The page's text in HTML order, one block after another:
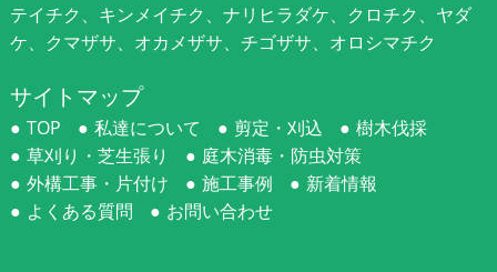
テイチク、キンメイチク、ナリヒラダケ、クロチク、ヤダ
ケ、クマザサ、オカメザサ、チゴザサ、オロシマチク
サイトマップ
TOP 私達について 剪定・刈込
樹木伐採
草刈り・芝生張り
庭木消毒・防虫対策
外構工事・片付け
施工事例
新着情報
よくある質問
お問い合わせ